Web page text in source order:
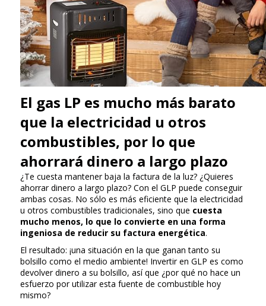
El gas LP es mucho más barato
que la electricidad u otros
combustibles, por lo que
ahorrará dinero a largo plazo
¿Te cuesta mantener baja la factura de la luz? ¿Quieres
ahorrar dinero a largo plazo? Con el GLP puede conseguir
ambas cosas. No sólo es más eficiente que la electricidad
u otros combustibles tradicionales, sino que cuesta
mucho menos, lo que lo convierte en una forma
ingeniosa de reducir su factura energética.
El resultado: ¡una situación en la que ganan tanto su
bolsillo como el medio ambiente! Invertir en GLP es como
devolver dinero a su bolsillo, así que ¿por qué no hace un
esfuerzo por utilizar esta fuente de combustible hoy
mismo?